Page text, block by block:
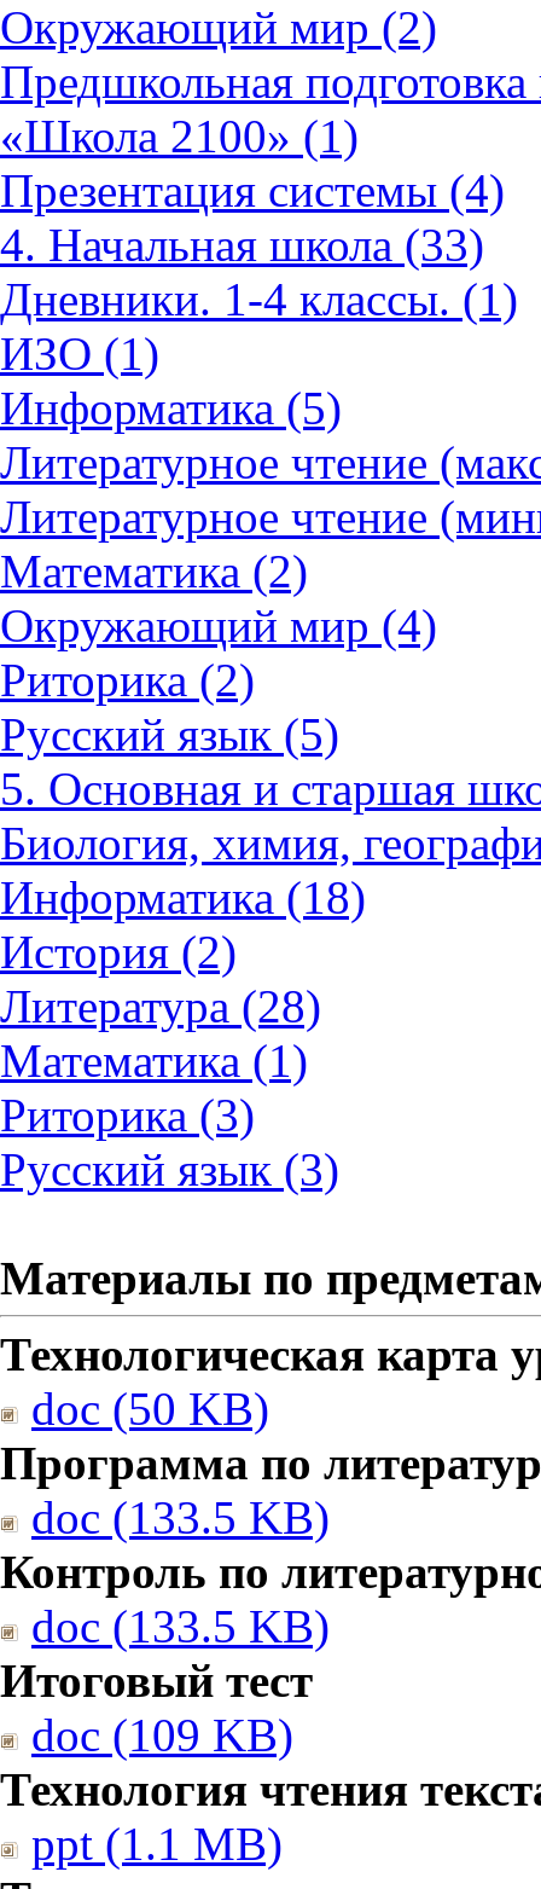
Окружающий мир (2)
Предшкольная
«Школа 2100» (1)
Презентация системы (4)
4. Начальная школа (33)
Дневники. 1-4 классы. (1)
ИЗО (1)
Информатика (5)
Литературное чтение
Литературное чтение
Математика (2)
Окружающий мир (4)
Риторика (2)
Русский язык (5)
5. Основная и старшая
Биология, химия,
Информатика (18)
История (2)
Литература (28)
Математика (1)
Риторика (3)
Русский язык (3)
Материалы по
Технологическая карта
doc (50 KB)
Программа по
doc (133.5 KB)
Контроль по
doc (133.5 KB)
Итоговый тест
doc (109 KB)
Технология чтения
ppt (1.1 MB)